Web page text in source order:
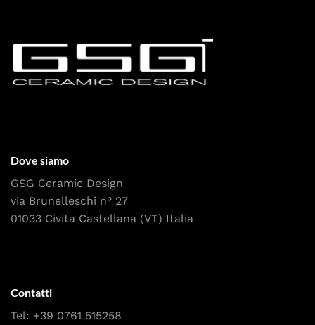
Dove siamo
GSG Ceramic Design
via Brunelleschi n° 27
01033 Civita Castellana (VT) Italia
Contatti
Tel: +39 0761 515258